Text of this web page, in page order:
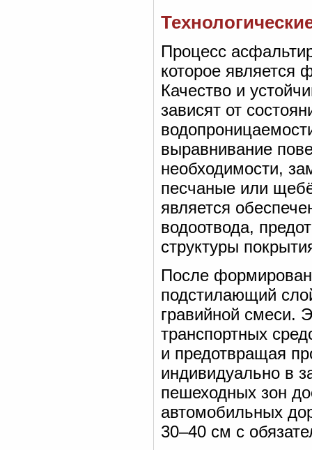
Процесс
которое
Качество и
зависят от
выравнивание
необходимости,
песчаные или
является
водоотвода,
структуры
После
подстилающий
гравийной смеси.
транспортных
и предотвращая
индивидуально в
пешеходных зон
автомобильных
30–40 см с